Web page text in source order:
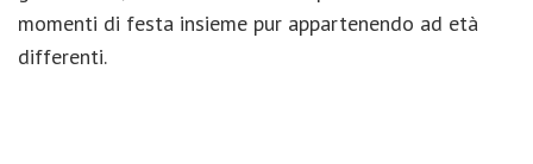
momenti di festa insieme pur appartenendo ad età
differenti.